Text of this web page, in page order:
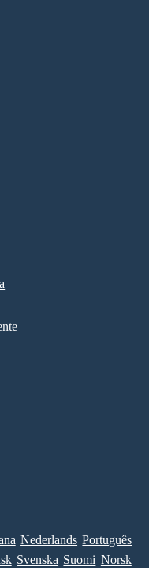
Nederlands Português
Svenska Suomi Norsk